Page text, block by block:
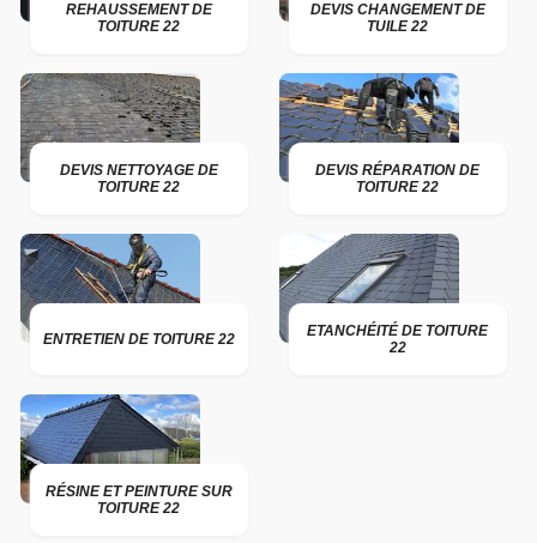
REHAUSSEMENT DE
TOITURE 22
DEVIS CHANGEMENT DE
TUILE 22
DEVIS NETTOYAGE DE
TOITURE 22
DEVIS RÉPARATION DE
TOITURE 22
ENTRETIEN DE TOITURE 22
ETANCHÉITÉ DE TOITURE
22
RÉSINE ET PEINTURE SUR
TOITURE 22